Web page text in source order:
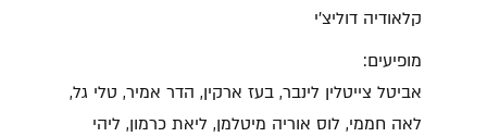
קלאודיה דוליצ'י
מופיעים:
אביטל צייטלין לינבר, בעז ארקין, הדר אמיר, טלי גל,
לאה חממי, לוס אוריה מיטלמן, ליאת כרמון, ליהי